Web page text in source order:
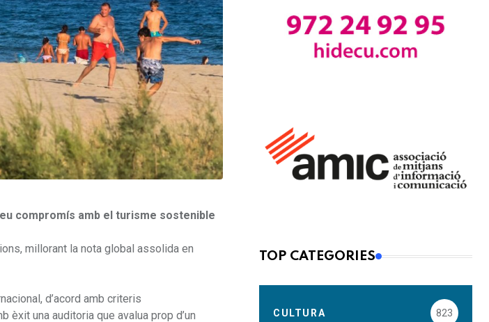
compromís amb el turisme sostenible
millorant la nota global assolida en
d’acord amb criteris
una auditoria que avalua prop d’un
TOP CATEGORIES
CULTURA 823